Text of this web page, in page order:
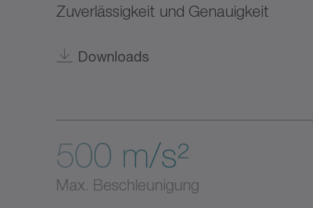
Zuverlässigkeit und Genauigkeit
Downloads
500 m/s²
Max. Beschleunigung